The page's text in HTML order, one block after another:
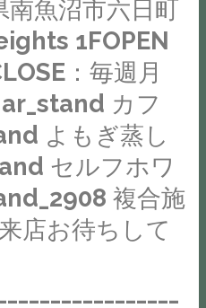
魚沼市六日町
1FOPEN
：毎週月
カフ
よもぎ蒸し
セルフホワ
複合施
店お待ちして